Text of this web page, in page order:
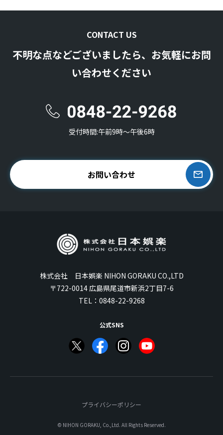
CONTACT US
不明な点などございましたら、お気軽にお問
い合わせください
受付時間:午前9時〜午後6時
お問い合わせ
株式会社 日本娯楽 NIHON GORAKU CO.,LTD
〒722-0014 広島県尾道市新浜2丁目7-6
TEL： 0848-22-9268
公式SNS
プライバシーポリシー
© NIHON GORAKU, Co.,Ltd. All Rights Reserved.